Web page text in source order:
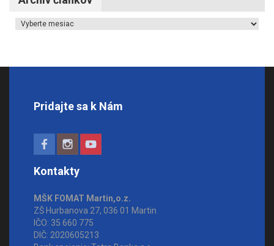
Archív článkov
Pridajte sa k Nám
Kontakty
MŠK FOMAT Martin,o.z.
ZŠ Hurbanova 27, 036 01 Martin
IČO: 35 660 775
DIČ: 2020605213